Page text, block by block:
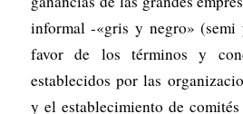
informal -«gris y negro»
favor de los términos y
establecidos por las
y el establecimiento de